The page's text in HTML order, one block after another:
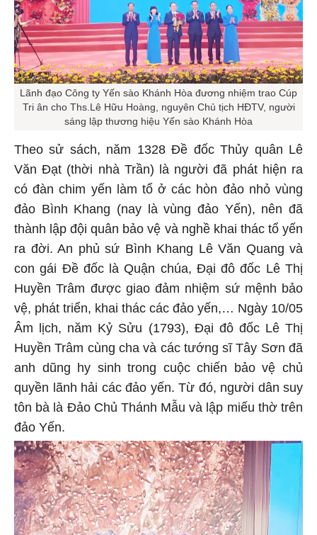
Lãnh đạo Công ty Yến sào Khánh Hòa đương nhiệm trao Cúp
Tri ân cho Ths.Lê Hữu Hoàng, nguyên Chủ tịch HĐTV, người
sáng lập thương hiệu Yến sào Khánh Hòa
Theo sử sách, năm 1328 Đề đốc Thủy quân Lê
Văn Đạt (thời nhà Trần) là người đã phát hiện ra
có đàn chim yến làm tổ ở các hòn đảo nhỏ vùng
đảo Bình Khang (nay là vùng đảo Yến), nên đã
thành lập đội quân bảo vệ và nghề khai thác tổ yến
ra đời. An phủ sứ Bình Khang Lê Văn Quang và
con gái Đề đốc là Quận chúa, Đại đô đốc Lê Thị
Huyền Trâm được giao đảm nhiệm sứ mệnh bảo
vệ, phát triển, khai thác các đảo yến,… Ngày 10/05
Âm lịch, năm Kỷ Sửu (1793), Đại đô đốc Lê Thị
Huyền Trâm cùng cha và các tướng sĩ Tây Sơn đã
anh dũng hy sinh trong cuộc chiến bảo vệ chủ
quyền lãnh hải các đảo yến. Từ đó, người dân suy
tôn bà là Đảo Chủ Thánh Mẫu và lập miếu thờ trên
đảo Yến.